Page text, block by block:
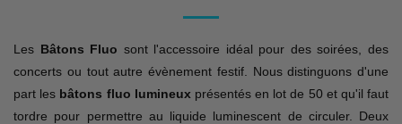
Les Bâtons Fluo sont l'accessoire idéal pour des soirées, des
concerts ou tout autre évènement festif. Nous distinguons d'une
part les bâtons fluo lumineux présentés en lot de 50 et qu'il faut
tordre pour permettre au liquide luminescent de circuler. Deux